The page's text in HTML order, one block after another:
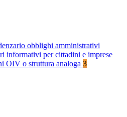
obblighi amministrativi
informativi per cittadini e imprese
OIV o struttura analoga 3